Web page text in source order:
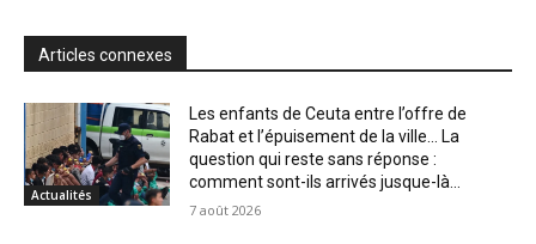
Articles connexes
Actualités
Les enfants de Ceuta entre l’offre de
Rabat et l’épuisement de la ville… La
question qui reste sans réponse :
comment sont-ils arrivés jusque-là...
7 août 2026